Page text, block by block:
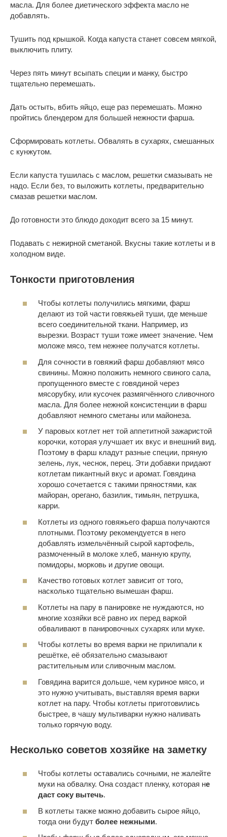
масла. Для более диетического эффекта масло не
добавлять.
Тушить под крышкой. Когда капуста станет совсем мягкой,
выключить плиту.
Через пять минут всыпать специи и манку, быстро
тщательно перемешать.
Дать остыть, вбить яйцо, еще раз перемешать. Можно
пройтись блендером для большей нежности фарша.
Сформировать котлеты. Обвалять в сухарях, смешанных
с кунжутом.
Если капуста тушилась с маслом, решетки смазывать не
надо. Если без, то выложить котлеты, предварительно
смазав решетки маслом.
До готовности это блюдо доходит всего за 15 минут.
Подавать с нежирной сметаной. Вкусны такие котлеты и в
холодном виде.
Тонкости приготовления
Чтобы котлеты получились мягкими, фарш
делают из той части говяжьей туши, где меньше
всего соединительной ткани. Например, из
вырезки. Возраст туши тоже имеет значение. Чем
моложе мясо, тем нежнее получатся котлеты.
Для сочности в говяжий фарш добавляют мясо
свинины. Можно положить немного свиного сала,
пропущенного вместе с говядиной через
мясорубку, или кусочек размягчённого сливочного
масла. Для более нежной консистенции в фарш
добавляют немного сметаны или майонеза.
У паровых котлет нет той аппетитной зажаристой
корочки, которая улучшает их вкус и внешний вид.
Поэтому в фарш кладут разные специи, пряную
зелень, лук, чеснок, перец. Эти добавки придают
котлетам пикантный вкус и аромат. Говядина
хорошо сочетается с такими пряностями, как
майоран, орегано, базилик, тимьян, петрушка,
карри.
Котлеты из одного говяжьего фарша получаются
плотными. Поэтому рекомендуется в него
добавлять измельчённый сырой картофель,
размоченный в молоке хлеб, манную крупу,
помидоры, морковь и другие овощи.
Качество готовых котлет зависит от того,
насколько тщательно вымешан фарш.
Котлеты на пару в панировке не нуждаются, но
многие хозяйки всё равно их перед варкой
обваливают в панировочных сухарях или муке.
Чтобы котлеты во время варки не прилипали к
решётке, её обязательно смазывают
растительным или сливочным маслом.
Говядина варится дольше, чем куриное мясо, и
это нужно учитывать, выставляя время варки
котлет на пару. Чтобы котлеты приготовились
быстрее, в чашу мультиварки нужно наливать
только горячую воду.
Несколько советов хозяйке на заметку
Чтобы котлеты оставались сочными, не жалейте
муки на обвалку. Она создаст пленку, которая не
даст соку вытечь.
В котлеты также можно добавить сырое яйцо,
тогда они будут более нежными.